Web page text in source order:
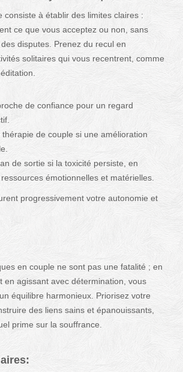
consiste à établir des limites claires :
ce que vous acceptez ou non, sans
disputes. Prenez du recul en
solitaires qui vous recentrent, comme
de confiance pour un regard
thérapie de couple si une amélioration
de sortie si la toxicité persiste, en
émotionnelles et matérielles.
progressivement votre autonomie et
en couple ne sont pas une fatalité ; en
en agissant avec détermination, vous
équilibre harmonieux. Priorisez votre
des liens sains et épanouissants,
prime sur la souffrance.